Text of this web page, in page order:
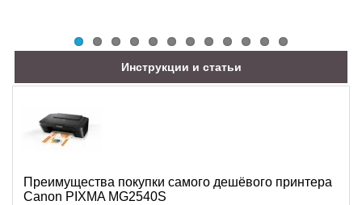
Инструкции и статьи
Преимущества покупки самого дешёвого принтера
Canon PIXMA MG2540S